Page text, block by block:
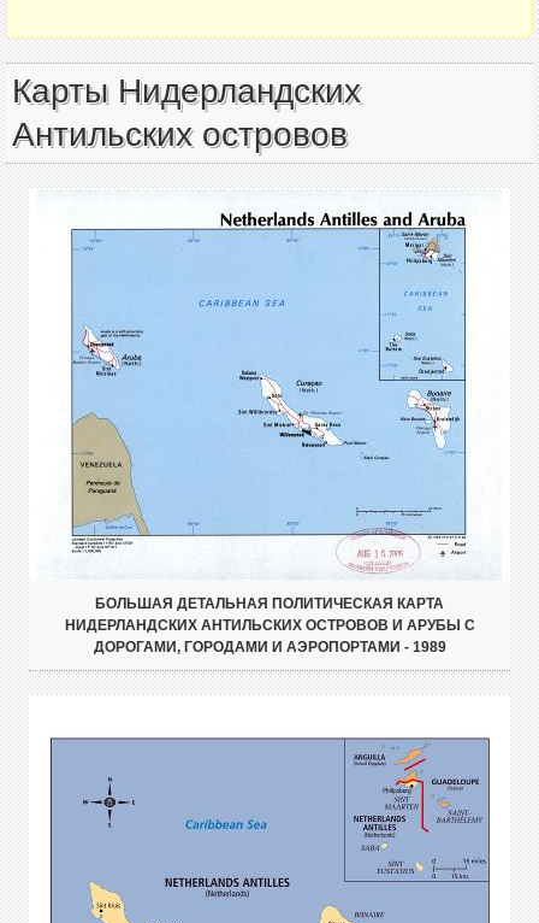
Карты Нидерландских
Антильских островов
БОЛЬШАЯ ДЕТАЛЬНАЯ ПОЛИТИЧЕСКАЯ КАРТА
НИДЕРЛАНДСКИХ АНТИЛЬСКИХ ОСТРОВОВ И АРУБЫ С
ДОРОГАМИ, ГОРОДАМИ И АЭРОПОРТАМИ - 1989